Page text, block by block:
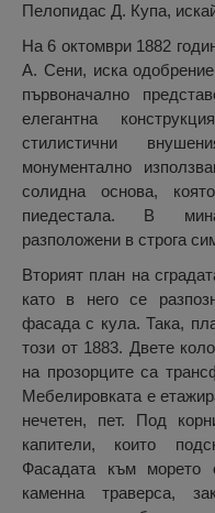
Пелопидас Д. Купа,
На 6 октомври 1882
А. Сени, иска
първоначално
елегантна
стилистични
монументално
солидна основа,
пиедестала. В
разположени в строга
Вторият план на
като в него се
фасада с кула. Така,
този от 1883. Двете
на прозорците са
Мебелировката е
нечетен, пет. Под
капители, които
Фасадата към
каменна траверса,